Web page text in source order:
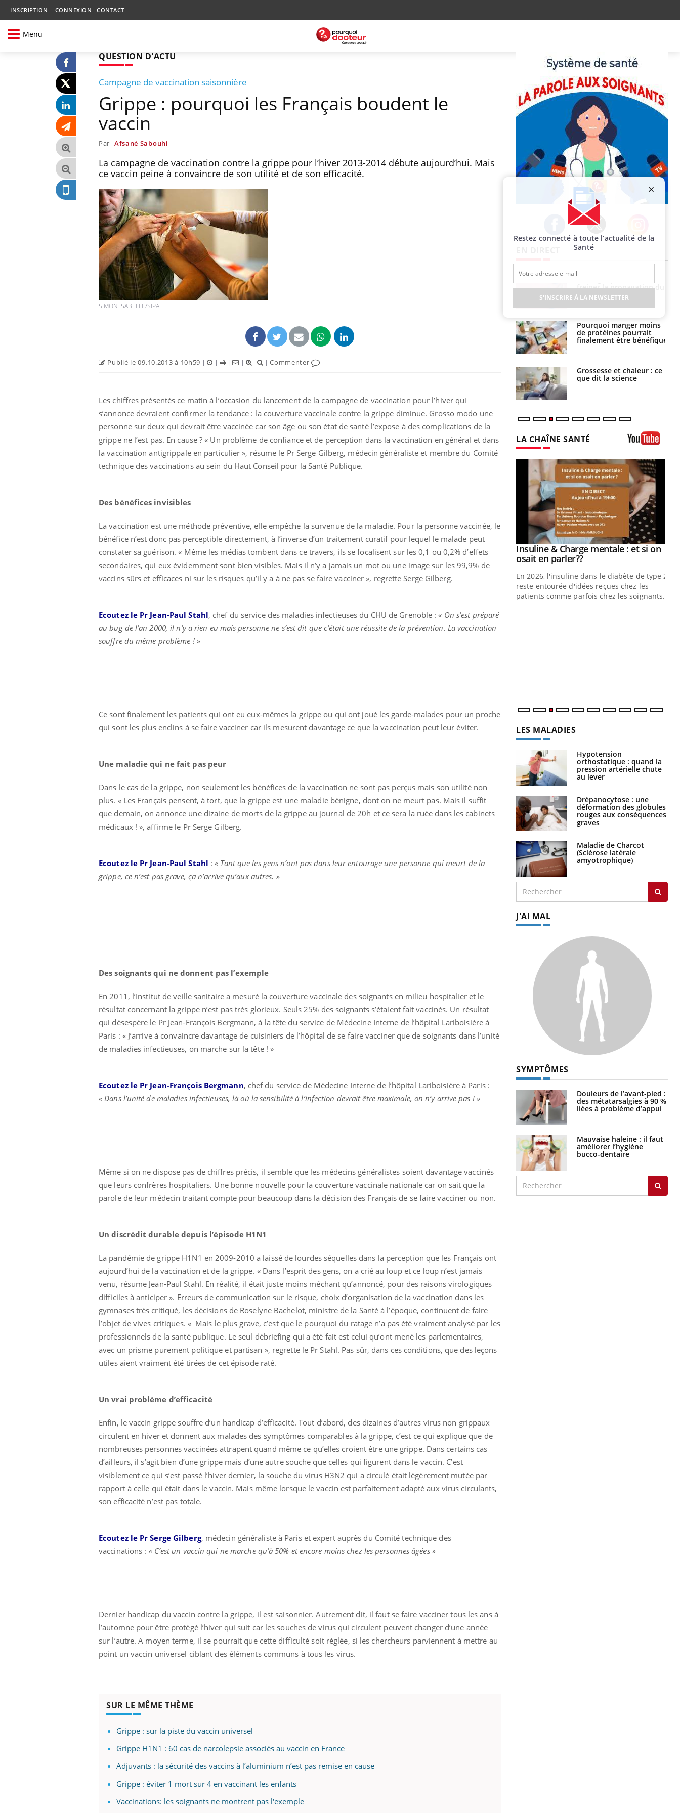
INSCRIPTION CONNEXION CONTACT
Menu
QUESTION D'ACTU
Campagne de vaccination saisonnière
Grippe : pourquoi les Français boudent le
vaccin
Par Afsané Sabouhi
La campagne de vaccination contre la grippe pour l’hiver 2013-2014 débute aujourd’hui. Mais
ce vaccin peine à convaincre de son utilité et de son efficacité.
SIMON ISABELLE/SIPA
Publié le 09.10.2013 à 10h59 | | | | |Commenter
Les chiffres présentés ce matin à l’occasion du lancement de la campagne de vaccination pour l’hiver qui
s’annonce devraient confirmer la tendance : la couverture vaccinale contre la grippe diminue. Grosso modo une
personne sur deux qui devrait être vaccinée car son âge ou son état de santé l’expose à des complications de la
grippe ne l’est pas. En cause ? « Un problème de confiance et de perception dans la vaccination en général et dans
la vaccination antigrippale en particulier », résume le Pr Serge Gilberg, médecin généraliste et membre du Comité
technique des vaccinations au sein du Haut Conseil pour la Santé Publique.
Des bénéfices invisibles
La vaccination est une méthode préventive, elle empêche la survenue de la maladie. Pour la personne vaccinée, le
bénéfice n’est donc pas perceptible directement, à l’inverse d’un traitement curatif pour lequel le malade peut
constater sa guérison. « Même les médias tombent dans ce travers, ils se focalisent sur les 0,1 ou 0,2% d’effets
secondaires, qui eux évidemment sont bien visibles. Mais il n’y a jamais un mot ou une image sur les 99,9% de
vaccins sûrs et efficaces ni sur les risques qu’il y a à ne pas se faire vacciner », regrette Serge Gilberg.
Ecoutez le Pr Jean-Paul Stahl, chef du service des maladies infectieuses du CHU de Grenoble :« On s’est préparé
au bug de l’an 2000, il n’y a rien eu mais personne ne s’est dit que c’était une réussite de la prévention. La vaccination
souffre du même problème ! »
Ce sont finalement les patients qui ont eu eux-mêmes la grippe ou qui ont joué les garde-malades pour un proche
qui sont les plus enclins à se faire vacciner car ils mesurent davantage ce que la vaccination peut leur éviter.
Une maladie qui ne fait pas peur
Dans le cas de la grippe, non seulement les bénéfices de la vaccination ne sont pas perçus mais son utilité non
plus. « Les Français pensent, à tort, que la grippe est une maladie bénigne, dont on ne meurt pas. Mais il suffit
que demain, on annonce une dizaine de morts de la grippe au journal de 20h et ce sera la ruée dans les cabinets
médicaux ! », affirme le Pr Serge Gilberg.
Ecoutez le Pr Jean-Paul Stahl :« Tant que les gens n’ont pas dans leur entourage une personne qui meurt de la
grippe, ce n’est pas grave, ça n’arrive qu’aux autres. »
Des soignants qui ne donnent pas l’exemple
En 2011, l’Institut de veille sanitaire a mesuré la couverture vaccinale des soignants en milieu hospitalier et le
résultat concernant la grippe n’est pas très glorieux. Seuls 25% des soignants s’étaient fait vaccinés. Un résultat
qui désespère le Pr Jean-François Bergmann, à la tête du service de Médecine Interne de l’hôpital Lariboisière à
Paris : « J’arrive à convaincre davantage de cuisiniers de l’hôpital de se faire vacciner que de soignants dans l’unité
de maladies infectieuses, on marche sur la tête ! »
Ecoutez le Pr Jean-François Bergmann, chef du service de Médecine Interne de l’hôpital Lariboisière à Paris :
« Dans l’unité de maladies infectieuses, là où la sensibilité à l’infection devrait être maximale, on n’y arrive pas ! »
Même si on ne dispose pas de chiffres précis, il semble que les médecins généralistes soient davantage vaccinés
que leurs confrères hospitaliers. Une bonne nouvelle pour la couverture vaccinale nationale car on sait que la
parole de leur médecin traitant compte pour beaucoup dans la décision des Français de se faire vacciner ou non.
Un discrédit durable depuis l’épisode H1N1
La pandémie de grippe H1N1 en 2009-2010 a laissé de lourdes séquelles dans la perception que les Français ont
aujourd’hui de la vaccination et de la grippe. « Dans l’esprit des gens, on a crié au loup et ce loup n’est jamais
venu, résume Jean-Paul Stahl. En réalité, il était juste moins méchant qu’annoncé, pour des raisons virologiques
difficiles à anticiper ». Erreurs de communication sur le risque, choix d’organisation de la vaccination dans les
gymnases très critiqué, les décisions de Roselyne Bachelot, ministre de la Santé à l’époque, continuent de faire
l’objet de vives critiques. « Mais le plus grave, c’est que le pourquoi du ratage n’a pas été vraiment analysé par les
professionnels de la santé publique. Le seul débriefing qui a été fait est celui qu’ont mené les parlementaires,
avec un prisme purement politique et partisan », regrette le Pr Stahl. Pas sûr, dans ces conditions, que des leçons
utiles aient vraiment été tirées de cet épisode raté.
Un vrai problème d’efficacité
Enfin, le vaccin grippe souffre d’un handicap d’efficacité. Tout d’abord, des dizaines d’autres virus non grippaux
circulent en hiver et donnent aux malades des symptômes comparables à la grippe, c’est ce qui explique que de
nombreuses personnes vaccinées attrapent quand même ce qu’elles croient être une grippe. Dans certains cas
d’ailleurs, il s’agit bien d’une grippe mais d’une autre souche que celles qui figurent dans le vaccin. C’est
visiblement ce qui s’est passé l’hiver dernier, la souche du virus H3N2 qui a circulé était légèrement mutée par
rapport à celle qui était dans le vaccin. Mais même lorsque le vaccin est parfaitement adapté aux virus circulants,
son efficacité n’est pas totale.
Ecoutez le Pr Serge Gilberg, médecin généraliste à Paris et expert auprès du Comité technique des
vaccinations : « C’est un vaccin qui ne marche qu’à 50% et encore moins chez les personnes âgées »
Dernier handicap du vaccin contre la grippe, il est saisonnier. Autrement dit, il faut se faire vacciner tous les ans à
l’automne pour être protégé l’hiver qui suit car les souches de virus qui circulent peuvent changer d’une année
sur l’autre. A moyen terme, il se pourrait que cette difficulté soit réglée, si les chercheurs parviennent à mettre au
point un vaccin universel ciblant des éléments communs à tous les virus.
SUR LE MÊME THÈME
Grippe : sur la piste du vaccin universel
Grippe H1N1 : 60 cas de narcolepsie associés au vaccin en France
Adjuvants : la sécurité des vaccins à l’aluminium n’est pas remise en cause
Grippe : éviter 1 mort sur 4 en vaccinant les enfants
Vaccinations: les soignants ne montrent pas l'exemple
Facebook Twitter Instagram
Les médicaments GLP-1
protègent-ils aussi les os
Pourquoi votre ventre
gâche-t-il les premiers
jours de vos vacances ?
Fortes chaleurs :
freiner la propagation du
cancer ?
Pourquoi manger moins
de protéines pourrait
finalement être bénéfique
Grossesse et chaleur : ce
que dit la science
l'apprentissage de la
lecture ?
Mordue par une tique en
vacances, elle reste dans
le coma pendant 42 jours
Mordue par un
barracuda, une petite fille
secourue grâce à un
LA CHAÎNE SANTÉ
Eczéma Chronique des Mains :
expliquer ma maladieYoutube
Il y a des sujets qui sont faciles à aborder...
Youtube
Carence en fer : comprendre pour
prévenir Youtube
Fatigue, irritabilité, brouillard mental ou
même alopécie… Les symptômes de la
Youtube
Insuline & Charge mentale : et si on
osait en parler??Youtube
En 2026, l'insuline dans le diabète de type 2
reste entourée d'idées reçues chez les
patients comme parfois chez les soignants.
LES MALADIES
Hypotension
orthostatique : quand la
pression artérielle chute
au lever
Drépanocytose : une
déformation des globules
rouges aux conséquences
graves
Maladie de Charcot
(Sclérose latérale
amyotrophique)
J'AI MAL
SYMPTÔMES
Douleurs de l’avant-pied :
des métatarsalgies à 90 %
liées à problème d’appui
Mauvaise haleine : il faut
améliorer l’hygiène
bucco-dentaire
Restez connecté à toute l’actualité de la
Santé
S'INSCRIRE À LA NEWSLETTER